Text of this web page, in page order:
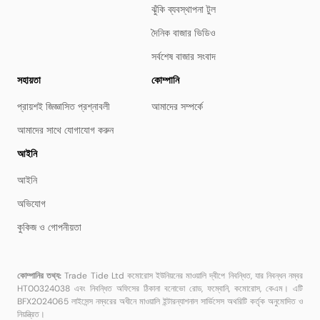
ঝুঁকি ব্যবস্থাপনা টুল
দৈনিক বাজার ভিডিও
সর্বশেষ বাজার সংবাদ
সহায়তা
প্রায়শই জিজ্ঞাসিত প্রশ্নাবলী
আমাদের সাথে যোগাযোগ করুন
কোম্পানি
আমাদের সম্পর্কে
আইনি
আইনি
অভিযোগ
কুকিজ ও গোপনীয়তা
কোম্পানির তথ্য: Trade Tide Ltd কমোরোস ইউনিয়নের মাওয়ালি দ্বীপে নিবন্ধিত, যার নিবন্ধন নম্বর
HT00324038 এবং নিবন্ধিত অফিসের ঠিকানা বনোভো রোড, ফম্বোনি, কমোরোস, কেএম। এটি
BFX2024065 লাইসেন্স নম্বরের অধীনে মাওয়ালি ইন্টারন্যাশনাল সার্ভিসেস অথরিটি কর্তৃক অনুমোদিত ও
নিয়ন্ত্রিত।